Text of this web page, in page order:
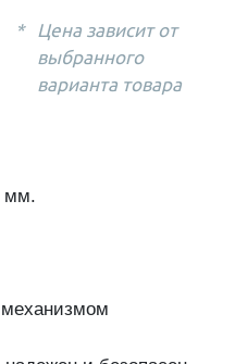
Цена зависит от
выбранного
варианта товара
мм.